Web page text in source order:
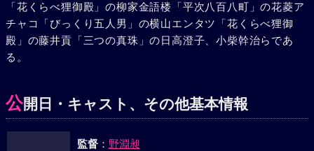
る軍需工場の隠匿物質を運び出す上の狂言で、駅長はその一
味だった事、バスの故障は彼が大川をおどかして仕くんだ芝
居だった事を述べた。丁度その時列車が近くに見え出し、息
を取りもどした駅長は渋谷の強制で列車を停止させるが、次
でおどかし自分で列車を動かし始めた。事の成行に気づいた
野上は動く汽車に飛び乗った。必死に運転する渋谷の背後に
いた渋谷はピストルを発射するが、山下は防弾チョッキをき
「花くらべ狸御殿」の柳家金語楼「平次八百八町」の花菱ア
チャコ「びっくり五人男」の横山エンタツ「花くらべ狸御
殿」の藤井貢「三つの真珠」の日高澄子、小柴幹治らであ
る。
公開日・キャスト、その他基本情報
監督： 野淵昶